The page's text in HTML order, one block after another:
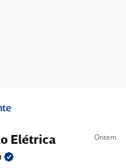
Elétrica Ontem